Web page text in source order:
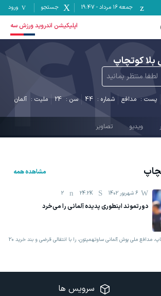
جمعه ۱۶ مرداد -
19:47 جستجو ورود
اپلیکیشن اندروید ورزش سه
بلا کوتچاپ
لطفا منتظر بمانید
پست : مدافع شماره : 44 سن : 24 ملیت : آلمان
44
ویدیو تصاویر
مشاهده همه
6 شهریور 1402 24.2K
2
دورتموند اینطوری پدیده آلمانی را می‌خرد
دورتموند قصد دارد ارمل بلا کوچاپ، مدافع ملی پوش آلمانی ساوتهمپتون، را با انتقالی قرضی و بند خرید 20
سرویس ها